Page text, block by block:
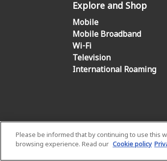
Explore and Shop
Mobile
Mobile Broadband
Wi-Fi
Television
International Roaming
Please be informed that by continuing to use this
browsing experience. Read our Cookie policy